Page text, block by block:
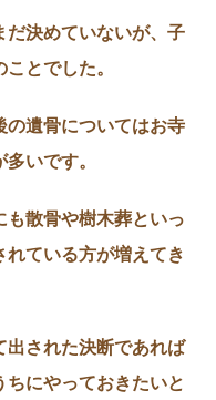
だ決めていないが、子
とでした。
の遺骨についてはお寺
いです。
も散骨や樹木葬といっ
ている方が増えてき
出された決断であれば
ちにやっておきたいと